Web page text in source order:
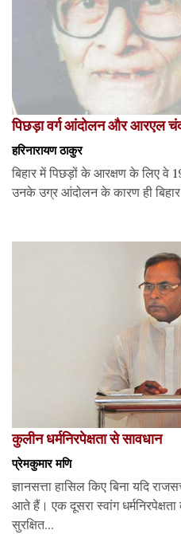
पिछड़ा वर्ग आंदोलन और आरएल
हरिनारायण ठाकुर
बिहार में पिछड़ों के आरक्षण के लिए वे
उनके उग्र आंदोलन के कारण ही
कुलीन धर्मनिरपेक्षता से सावधान
प्रेमकुमार मणि
ज्ञानसत्ता हासिल किए बिना यदि
आते हैं। एक दूसरा स्वांग
सुरक्षित...